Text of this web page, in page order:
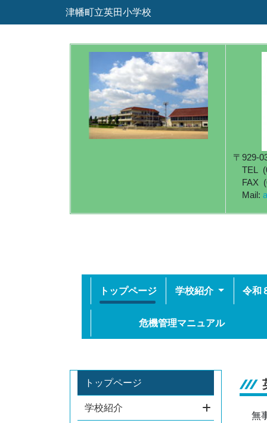
津幡町立英田小学校
〒929-
TEL
FAX
Mail:
トップページ 学校紹介 令和
危機管理マニュアル
トップページ
学校紹介
無